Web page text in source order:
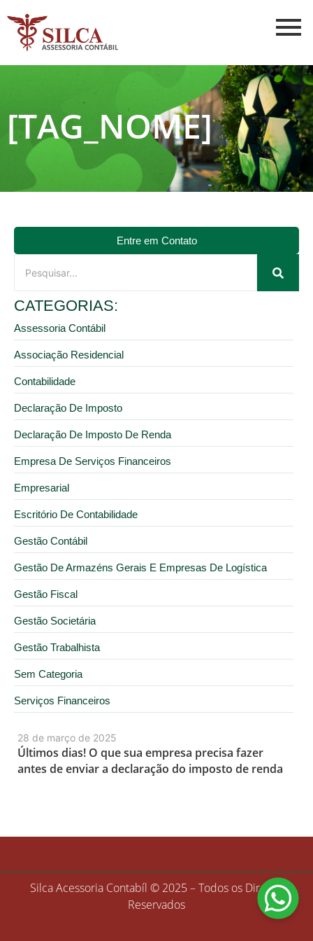
[TAG_NOME]
28 de março de 2025
Últimos dias! O que sua empresa precisa fazer
antes de enviar a declaração do imposto de renda
Entre em Contato
CATEGORIAS:
Assessoria Contábil
Associação Residencial
Contabilidade
Declaração De Imposto
Declaração De Imposto De Renda
Empresa De Serviços Financeiros
Empresarial
Escritório De Contabilidade
Gestão Contábil
Gestão De Armazéns Gerais E Empresas De Logística
Gestão Fiscal
Gestão Societária
Gestão Trabalhista
Sem Categoria
Serviços Financeiros
Silca Acessoria Contabíl © 2025 – Todos os Direitos
Reservados